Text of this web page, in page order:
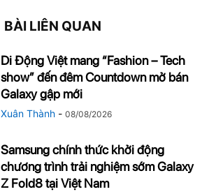
BÀI LIÊN QUAN
Di Động Việt mang “Fashion – Tech
show” đến đêm Countdown mở bán
Galaxy gập mới
Xuân Thành - 08/08/2026
Samsung chính thức khởi động
chương trình trải nghiệm sớm Galaxy
Z Fold8 tại Việt Nam